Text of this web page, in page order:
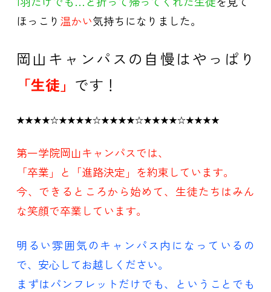
ほっこり 温かい気持ちになりました。
岡山キャンパスの自慢はやっぱり
「生徒」 です！
★★★★☆★★★★☆★★★★☆★★★★☆★★★★
第一学院岡山キャンパスでは、
「卒業」と「進路決定」を約束しています。
今、できるところから始めて、生徒たちはみん
な笑顔で卒業しています。
明るい雰囲気のキャンパス内になっているの
で、安心してお越しください。
まずはパンフレットだけでも、ということでも